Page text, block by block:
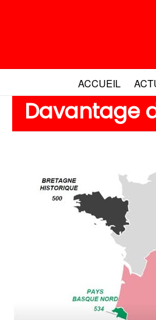
ACCUEIL
Davantage